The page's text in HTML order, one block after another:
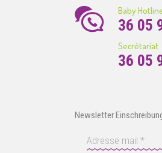
Baby
36 05
Secrétariat
36 05
Newsletter